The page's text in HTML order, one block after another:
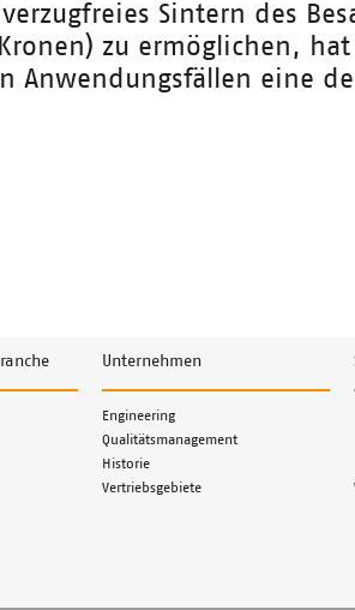
Sintern des
zu ermöglichen,
Anwendungsfällen eine
Unternehmen
Navigation
überspringen
Engineering
Qualitätsmanagement
Historie
Vertriebsgebiete